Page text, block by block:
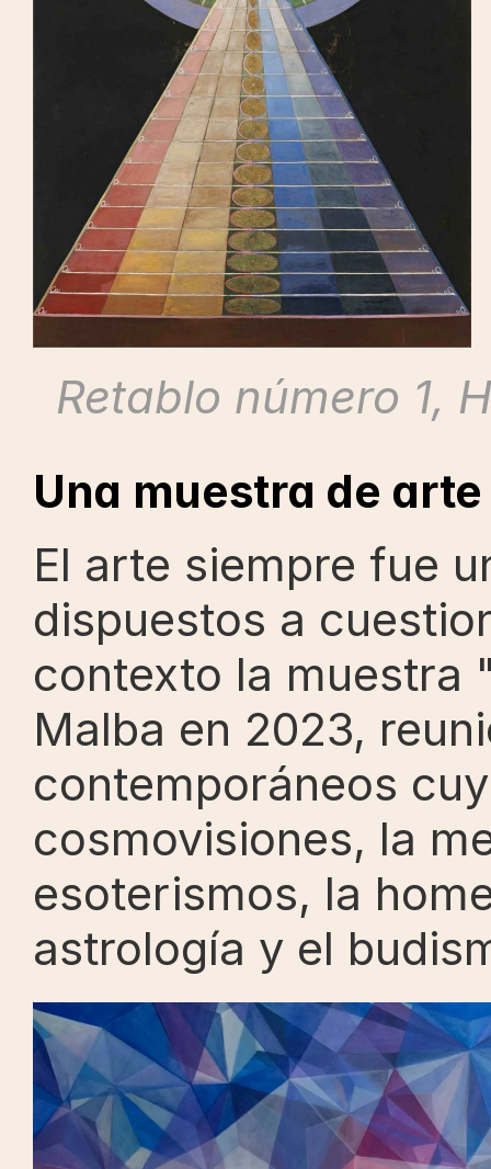
Retablo número 1,
Una muestra de arte
El arte siempre fue
dispuestos a
contexto la muestra
Malba en 2023,
contemporáneos
cosmovisiones, la
esoterismos, la
astrología y el